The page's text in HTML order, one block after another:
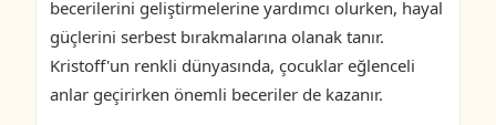
becerilerini geliştirmelerine yardımcı olurken, hayal
güçlerini serbest bırakmalarına olanak tanır.
Kristoff'un renkli dünyasında, çocuklar eğlenceli
anlar geçirirken önemli beceriler de kazanır.